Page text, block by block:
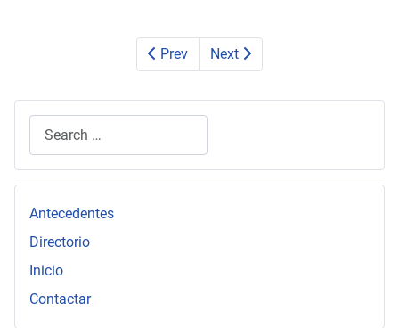
Prev Next
Antecedentes
Directorio
Inicio
Contactar